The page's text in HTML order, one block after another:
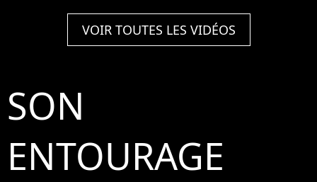
VOIR TOUTES LES VIDÉOS
SON
ENTOURAGE